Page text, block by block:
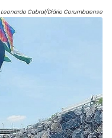
Leonardo Cabral/Diário Corumbaense